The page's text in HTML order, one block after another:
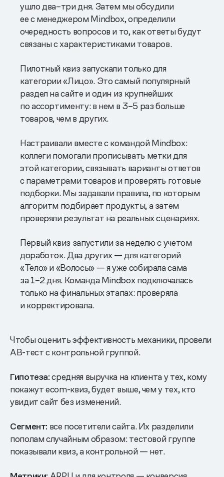
ушло два–три дня. Затем мы обсудили
ее с менеджером Mindbox, определили
очередность вопросов и то, как ответы будут
связаны с характеристиками товаров.
Пилотный квиз запускали только для
категории «Лицо». Это самый популярный
раздел на сайте и один из крупнейших
по ассортименту: в нем в 3–5 раз больше
товаров, чем в других.
Настраивали вместе с командой Mindbox:
коллеги помогали прописывать метки для
этой категории, связывать варианты ответов
с параметрами товаров и проверять готовые
подборки. Мы задавали правила, по которым
алгоритм подбирает продукты, а затем
проверяли результат на реальных сценариях.
Первый квиз запустили за неделю с учетом
доработок. Два других — для категорий
«Тело» и «Волосы» — я уже собирала сама
за 1–2 дня. Команда Mindbox подключалась
только на финальных этапах: проверяла
и корректировала.
Чтобы оценить эффективность механики, провели
АВ-тест с контрольной группой.
Гипотеза:средняя выручка на клиента у тех, кому
покажут ecom-квиз, будет выше, чем у тех, кто
увидит сайт без изменений.
Сегмент: все посетители сайта. Их разделили
пополам случайным образом: тестовой группе
показывали квиз, а контрольной — нет.